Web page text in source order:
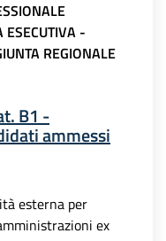
ESECUTIVA -
REGIONALE
B1 -
ammessi
esterna per
ex